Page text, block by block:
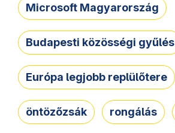
Microsoft Magyarország
Budapesti közösségi gyűlés
Európa legjobb replülőtere
öntözőzsák rongálás